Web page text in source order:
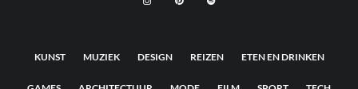
KUNST MUZIEK DESIGN REIZEN ETEN EN DRINKEN